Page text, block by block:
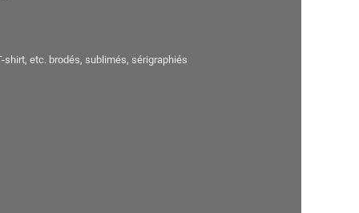
shirt, etc. brodés, sublimés, sérigraphiés